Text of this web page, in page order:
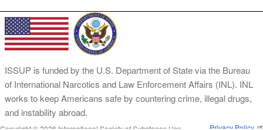
ISSUP is funded by the U.S. Department of State via the Bureau
of International Narcotics and Law Enforcement Affairs (INL). INL
works to keep Americans safe by countering crime, illegal drugs,
and instability abroad.
Privacy Policy